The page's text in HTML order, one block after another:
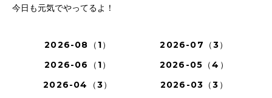
今日も元気でやってるよ！
2026-08（1）
2026-07（3）
2026-06（1）
2026-05（4）
2026-04（3）
2026-03（3）